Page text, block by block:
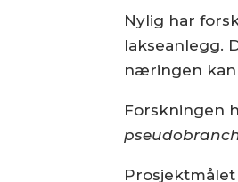
Nylig har
lakseanlegg.
næringen kan
Forskningen